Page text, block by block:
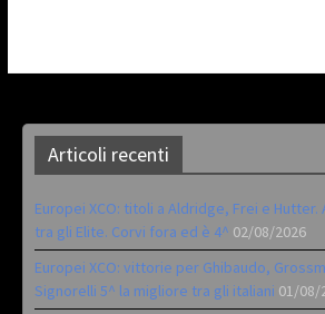
Articoli recenti
Europei XCO: titoli a Aldridge, Frei e
tra gli Elite. Corvi fora ed è 4^ 02/08/2026
Europei XCO: vittorie per Ghibaudo,
Signorelli 5^ la migliore tra gli italiani 01/08/